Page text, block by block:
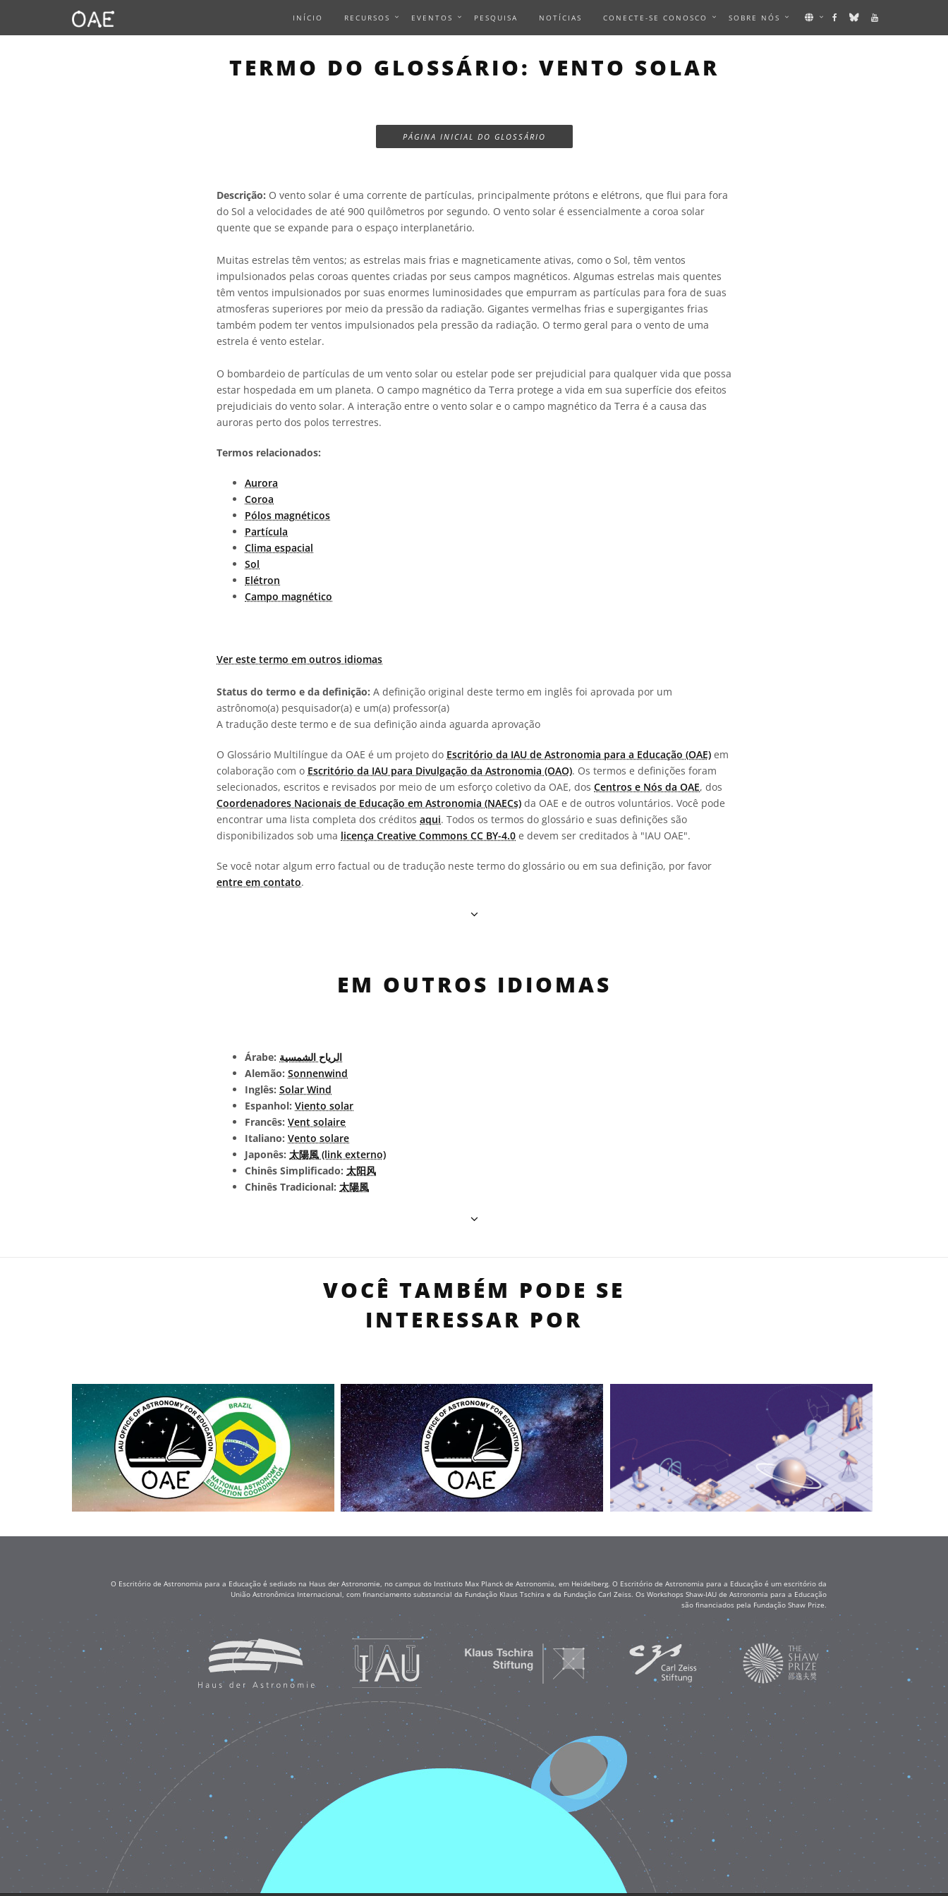
INÍCIO RECURSOS EVENTOS PESQUISA NOTÍCIAS CONECTE-SE CONOSCO SOBRE NÓS
TERMO DO GLOSSÁRIO: VENTO SOLAR
PÁGINA INICIAL DO GLOSSÁRIO
Descrição: O vento solar é uma corrente de partículas, principalmente prótons e elétrons, que flui para fora
do Sol a velocidades de até 900 quilômetros por segundo. O vento solar é essencialmente a coroa solar
quente que se expande para o espaço interplanetário.
Muitas estrelas têm ventos; as estrelas mais frias e magneticamente ativas, como o Sol, têm ventos
impulsionados pelas coroas quentes criadas por seus campos magnéticos. Algumas estrelas mais quentes
têm ventos impulsionados por suas enormes luminosidades que empurram as partículas para fora de suas
atmosferas superiores por meio da pressão da radiação. Gigantes vermelhas frias e supergigantes frias
também podem ter ventos impulsionados pela pressão da radiação. O termo geral para o vento de uma
estrela é vento estelar.
O bombardeio de partículas de um vento solar ou estelar pode ser prejudicial para qualquer vida que possa
estar hospedada em um planeta. O campo magnético da Terra protege a vida em sua superfície dos efeitos
prejudiciais do vento solar. A interação entre o vento solar e o campo magnético da Terra é a causa das
auroras perto dos polos terrestres.
Termos relacionados:
Aurora
Coroa
Pólos magnéticos
Partícula
Clima espacial
Sol
Elétron
Campo magnético
Ver este termo em outros idiomas
Status do termo e da definição: A definição original deste termo em inglês foi aprovada por um
astrônomo(a) pesquisador(a) e um(a) professor(a)
A tradução deste termo e de sua definição ainda aguarda aprovação
O Glossário Multilíngue da OAE é um projeto do Escritório da IAU de Astronomia para a Educação (OAE) em
colaboração com o Escritório da IAU para Divulgação da Astronomia (OAO). Os termos e definições foram
selecionados, escritos e revisados por meio de um esforço coletivo da OAE, dos Centros e Nós da OAE, dos
Coordenadores Nacionais de Educação em Astronomia (NAECs) da OAE e de outros voluntários. Você pode
encontrar uma lista completa dos créditos aqui. Todos os termos do glossário e suas definições são
disponibilizados sob uma licença Creative Commons CC BY-4.0 e devem ser creditados à "IAU OAE".
Se você notar algum erro factual ou de tradução neste termo do glossário ou em sua definição, por favor
entre em contato.
EM OUTROS IDIOMAS
Árabe: الرياح الشمسية
Alemão: Sonnenwind
Inglês: Solar Wind
Espanhol: Viento solar
Francês: Vent solaire
Italiano: Vento solare
Japonês: 太陽風 (link externo)
Chinês Simplificado: 太阳风
Chinês Tradicional: 太陽風
VOCÊ TAMBÉM PODE SE
INTERESSAR POR
O Escritório de Astronomia para a Educação é sediado na Haus der Astronomie, no campus do Instituto Max Planck de Astronomia, em Heidelberg. O Escritório de Astronomia para a Educação é um escritório da
União Astronômica Internacional, com financiamento substancial da Fundação Klaus Tschira e da Fundação Carl Zeiss. Os Workshops Shaw-IAU de Astronomia para a Educação
são financiados pela Fundação Shaw Prize.